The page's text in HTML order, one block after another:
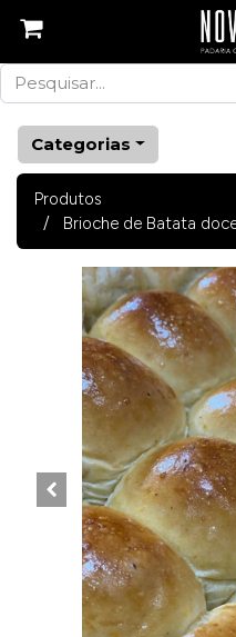
Categorias
Produtos
Brioche de Batata